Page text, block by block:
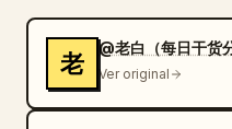
老
@老白（每日干货分
Ver original